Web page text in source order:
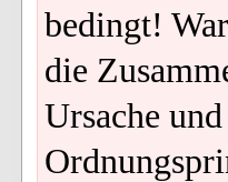
bedingt!
die
Ursache